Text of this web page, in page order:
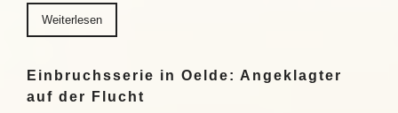
Weiterlesen
Einbruchsserie in Oelde: Angeklagter
auf der Flucht